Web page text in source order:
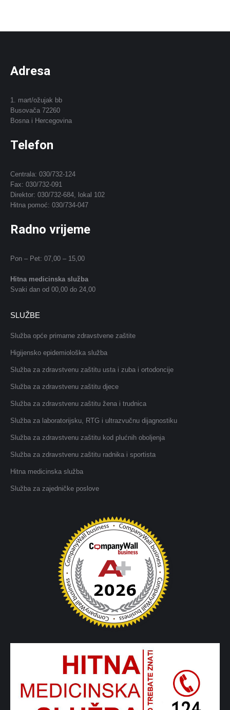
Adresa
1. mart/ožujak bb
Busovača 72260
Bosna i Hercegovina
Telefon
Centrala: 030/732-124
Fax: 030/732-091
Direktor: 030/732-684, lokal 102
Hitna pomoć: 030/734-047
Radno vrijeme
Pon – Pet: 07,00 – 15,00
Hitna medicinska služba
Svaki dan od 00,00 do 24,00
SLUŽBE
Služba opće primarne zdravstvene zaštite
Higijensko epidemiološka služba
Služba za zdravstvenu zaštitu usta i zuba i ortodoncije
Služba za zdravstvenu zaštitu djece
Služba za zdravstvenu zaštitu žena i trudnica
Služba za laboratorijsku, RTG i ultrazvučnu dijagnostiku
Služba za zdravstvenu zaštitu kod plućnih oboljenja
Služba za zdravstvenu zaštitu radnika i sportista
Hitna medicinska služba
Služba za zajedničke poslove